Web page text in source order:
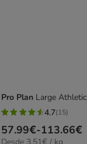
Pro Plan Large
4.7
estrelas
4.7(15)
Preço
57.99€-113.66€
3.51€
Desde 3.51€ / kg